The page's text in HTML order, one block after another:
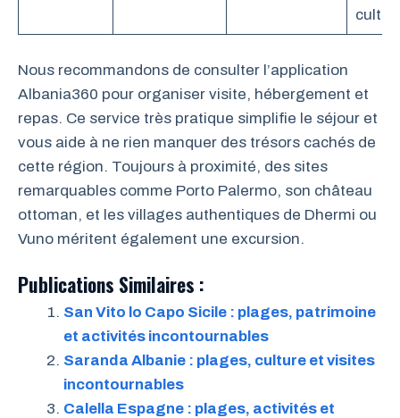
Nous recommandons de consulter l’application
Albania360 pour organiser visite, hébergement et
repas. Ce service très pratique simplifie le séjour et
vous aide à ne rien manquer des trésors cachés de
cette région. Toujours à proximité, des sites
remarquables comme Porto Palermo, son château
ottoman, et les villages authentiques de Dhermi ou
Vuno méritent également une excursion.
Publications Similaires :
San Vito lo Capo Sicile : plages, patrimoine
et activités incontournables
Saranda Albanie : plages, culture et visites
incontournables
Calella Espagne : plages, activités et